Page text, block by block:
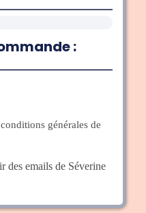
:
générales de
des emails de Séverine